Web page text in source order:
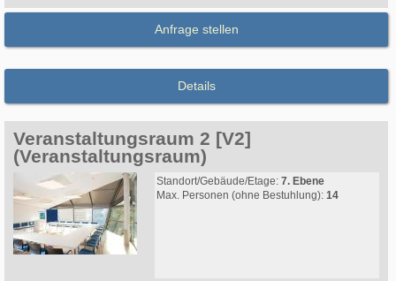
Anfrage stellen
Details
Veranstaltungsraum 2 [V2]
(Veranstaltungsraum)
Standort/Gebäude/Etage: 7. Ebene
Max. Personen (ohne Bestuhlung): 14